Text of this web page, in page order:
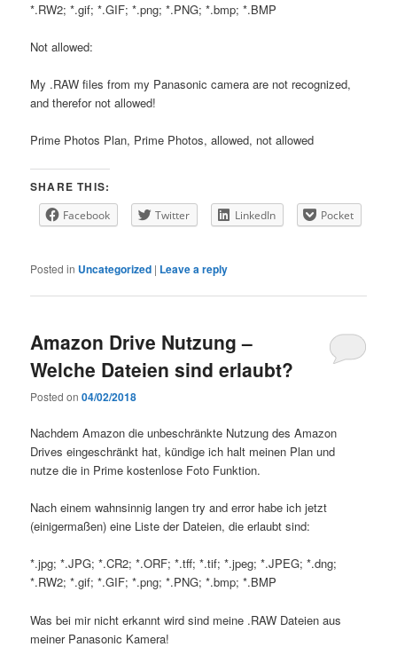
*.RW2; *.gif; *.GIF; *.png; *.PNG; *.bmp; *.BMP
Not allowed:
My .RAW files from my Panasonic camera are not recognized,
and therefor not allowed!
Prime Photos Plan, Prime Photos, allowed, not allowed
SHARE THIS:
Facebook Twitter LinkedIn Pocket
Posted in Uncategorized | Leave a reply
Amazon Drive Nutzung –
Welche Dateien sind erlaubt?
Posted on04/02/2018
Nachdem Amazon die unbeschränkte Nutzung des Amazon
Drives eingeschränkt hat, kündige ich halt meinen Plan und
nutze die in Prime kostenlose Foto Funktion.
Nach einem wahnsinnig langen try and error habe ich jetzt
(einigermaßen) eine Liste der Dateien, die erlaubt sind:
*.jpg; *.JPG; *.CR2; *.ORF; *.tff; *.tif; *.jpeg; *.JPEG; *.dng;
*.RW2; *.gif; *.GIF; *.png; *.PNG; *.bmp; *.BMP
Was bei mir nicht erkannt wird sind meine .RAW Dateien aus
meiner Panasonic Kamera!